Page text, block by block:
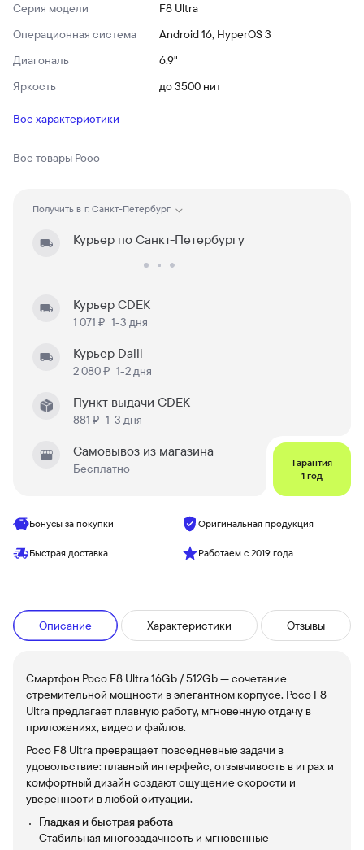
Серия модели
F8 Ultra
Операционная система
Android 16, HyperOS 3
Диагональ
6.9"
Яркость
до 3500 нит
Все характеристики
Все товары Poco
Получить в г. Санкт-Петербург
Курьер по Санкт-Петербургу
Курьер CDEK
1 071 ₽ 1-3 дня
Курьер Dalli
2 080 ₽ 1-2 дня
Пункт выдачи CDEK
881 ₽ 1-3 дня
Самовывоз из магазина
Бесплатно
Гарантия
1 год
Бонусы за покупки Оригинальная продукция
Быстрая доставка Работаем с 2019 года
Описание Характеристики Отзывы
Смартфон Poco F8 Ultra 16Gb / 512Gb — сочетание
стремительной мощности в элегантном корпусе. Poco F8
Ultra предлагает плавную работу, мгновенную отдачу в
приложениях, видео и файлов.
Poco F8 Ultra превращает повседневные задачи в
удовольствие: плавный интерфейс, отзывчивость в играх и
комфортный дизайн создают ощущение скорости и
уверенности в любой ситуации.
Гладкая и быстрая работа
Стабильная многозадачность и мгновенные